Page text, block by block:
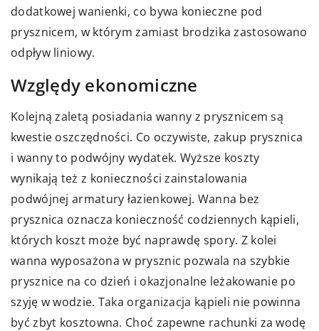
dodatkowej wanienki, co bywa konieczne pod
prysznicem, w którym zamiast brodzika zastosowano
odpływ liniowy.
Względy ekonomiczne
Kolejną zaletą posiadania wanny z prysznicem są
kwestie oszczędności. Co oczywiste, zakup prysznica
i wanny to podwójny wydatek. Wyższe koszty
wynikają też z konieczności zainstalowania
podwójnej armatury łazienkowej. Wanna bez
prysznica oznacza konieczność codziennych kąpieli,
których koszt może być naprawdę spory. Z kolei
wanna wyposażona w prysznic pozwala na szybkie
prysznice na co dzień i okazjonalne leżakowanie po
szyję w wodzie. Taka organizacja kąpieli nie powinna
być zbyt kosztowna. Choć zapewne rachunki za wodę